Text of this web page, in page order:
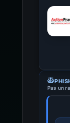
Pas un